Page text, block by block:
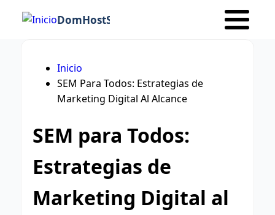
DomHostSeo
Ruta
navegación
Inicio
SEM Para Todos: Estrategias de
Marketing Digital Al Alcance
SEM para Todos:
Estrategias de
Marketing Digital al